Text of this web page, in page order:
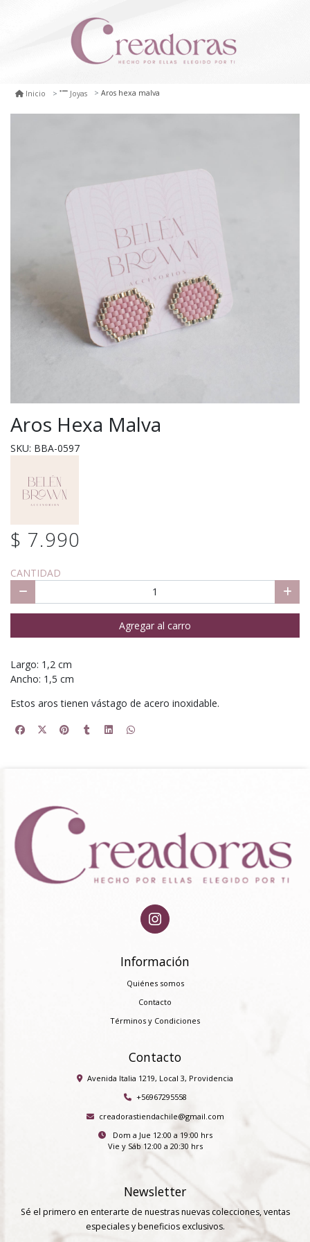
Inicio Joyas Aros hexa malva
Aros Hexa Malva
SKU: BBA-0597
$ 7.990
CANTIDAD
Agregar al carro
Largo: 1,2 cm
Ancho: 1,5 cm
Estos aros tienen vástago de acero inoxidable.
Información
Quiénes somos
Contacto
Términos y Condiciones
Contacto
Avenida Italia 1219, Local 3, Providencia
+56967295558
creadorastiendachile@gmail.com
Dom a Jue 12:00 a 19:00 hrs
Vie y Sáb 12:00 a 20:30 hrs
Newsletter
Sé el primero en enterarte de nuestras nuevas colecciones, ventas
especiales y beneficios exclusivos.